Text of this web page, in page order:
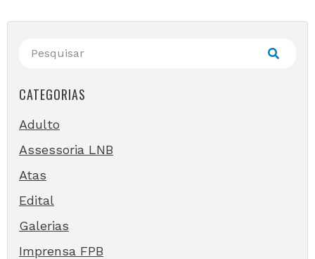
CATEGORIAS
Adulto
Assessoria LNB
Atas
Edital
Galerias
Imprensa FPB